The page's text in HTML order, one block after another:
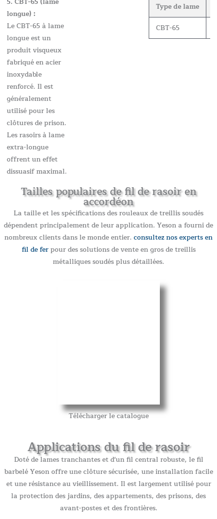
longue) :
Le CBT-65 à lame
longue est un
produit visqueux
fabriqué en acier
inoxydable
renforcé. Il est
généralement
utilisé pour les
clôtures de prison.
Les rasoirs à lame
extra-longue
offrent un effet
dissuasif maximal.
Type de lame
CBT-65
Tailles populaires de fil de rasoir en
accordéon
La taille et les spécifications des rouleaux de treillis soudés
dépendent principalement de leur application. Yeson a fourni de
nombreux clients dans le monde entier. consultez nos experts en
fil de ferpour des solutions de vente en gros de treillis
métalliques soudés plus détaillées.
Télécharger le catalogue
Applications du fil de rasoir
Doté de lames tranchantes et d'un fil central robuste, le fil
barbelé Yeson offre une clôture sécurisée, une installation facile
et une résistance au vieillissement. Il est largement utilisé pour
la protection des jardins, des appartements, des prisons, des
avant-postes et des frontières.